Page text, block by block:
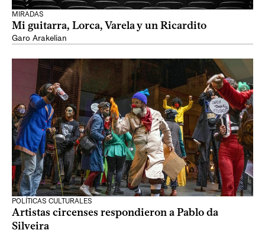
MIRADAS
Mi guitarra, Lorca, Varela y un Ricardito
Garo Arakelian
POLÍTICAS CULTURALES
Artistas circenses respondieron a Pablo da
Silveira